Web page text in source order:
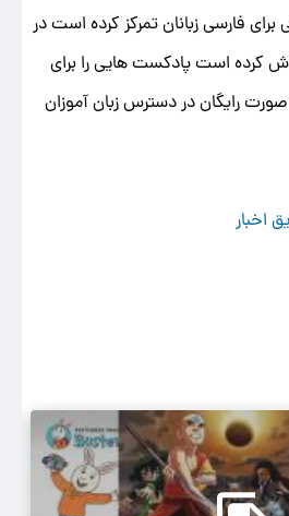
فارسی زبانان تمرکز کرده است در
کرده است پادکست هایی را برای
صورت رایگان در دسترس زبان آموزان
اخبار